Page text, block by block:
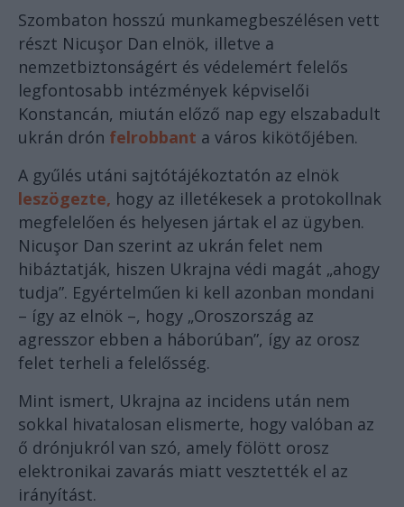
Szombaton hosszú munkamegbeszélésen vett
részt Nicuşor Dan elnök, illetve a
nemzetbiztonságért és védelemért felelős
legfontosabb intézmények képviselői
Konstancán, miután előző nap egy elszabadult
ukrán drón felrobbant a város kikötőjében.
A gyűlés utáni sajtótájékoztatón az elnök
leszögezte, hogy az illetékesek a protokollnak
megfelelően és helyesen jártak el az ügyben.
Nicuşor Dan szerint az ukrán felet nem
hibáztatják, hiszen Ukrajna védi magát „ahogy
tudja”. Egyértelműen ki kell azonban mondani
– így az elnök –, hogy „Oroszország az
agresszor ebben a háborúban”, így az orosz
felet terheli a felelősség.
Mint ismert, Ukrajna az incidens után nem
sokkal hivatalosan elismerte, hogy valóban az
ő drónjukról van szó, amely fölött orosz
elektronikai zavarás miatt vesztették el az
irányítást.